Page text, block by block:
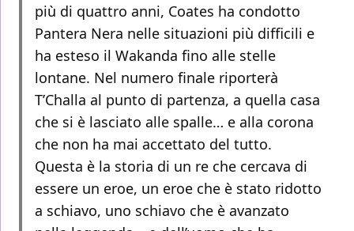
più di quattro anni, Coates ha condotto
Pantera Nera nelle situazioni più difficili e
ha esteso il Wakanda fino alle stelle
lontane. Nel numero finale riporterà
T’Challa al punto di partenza, a quella casa
che si è lasciato alle spalle… e alla corona
che non ha mai accettato del tutto.
Questa è la storia di un re che cercava di
essere un eroe, un eroe che è stato ridotto
a schiavo, uno schiavo che è avanzato